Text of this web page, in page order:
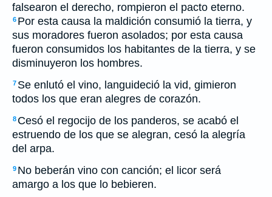
falsearon el derecho, rompieron el pacto eterno.
6 Por esta causa la maldición consumió la tierra, y
sus moradores fueron asolados; por esta causa
fueron consumidos los habitantes de la tierra, y se
disminuyeron los hombres.
7 Se enlutó el vino, languideció la vid, gimieron
todos los que eran alegres de corazón.
8 Cesó el regocijo de los panderos, se acabó el
estruendo de los que se alegran, cesó la alegría
del arpa.
9 No beberán vino con canción; el licor será
amargo a los que lo bebieren.